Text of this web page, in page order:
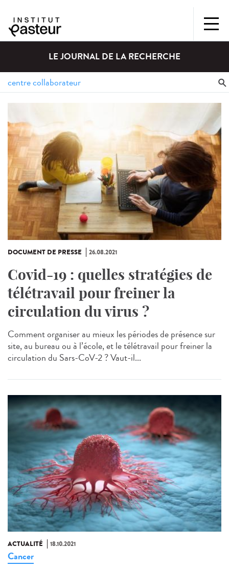
LE JOURNAL DE LA RECHERCHE
DOCUMENT DE PRESSE 26.08.2021
Covid-19 : quelles stratégies de
télétravail pour freiner la
circulation du virus ?
Comment organiser au mieux les périodes de présence sur
site, au bureau ou à l’école, et le télétravail pour freiner la
circulation du Sars-CoV-2 ? Vaut-il...
ACTUALITÉ 18.10.2021
Cancer